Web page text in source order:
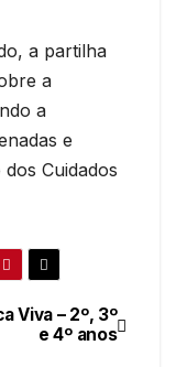
a partilha
a
a
e
Cuidados
Viva – 2º, 3º
e 4º anos